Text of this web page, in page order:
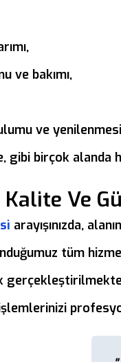
ve bakımı,
ve
gibi birçok alanda
Kalite Ve
arayışınızda,
tüm